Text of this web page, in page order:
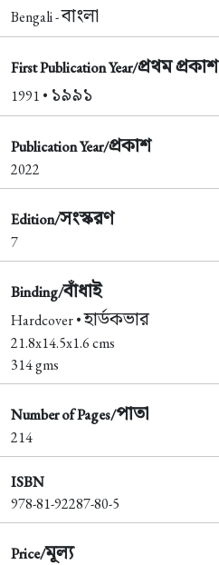
Bengali -বাংলা
First Publication Year/প্রথম প্রকাশ
1991 • ১৯৯১
Publication Year/প্রকাশ
2022
Edition/সংস্করণ
7
Binding/বাঁধাই
Hardcover •হার্ডকভার
21.8x14.5x1.6 cms
314 gms
Number of Pages/পাতা
214
ISBN
978-81-92287-80-5
Price/মূল্য